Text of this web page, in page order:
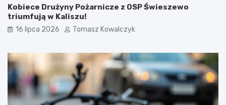
Kobiece Drużyny Pożarnicze z OSP Świeszewo
triumfują w Kaliszu!
16 lipca 2026 Tomasz Kowalczyk